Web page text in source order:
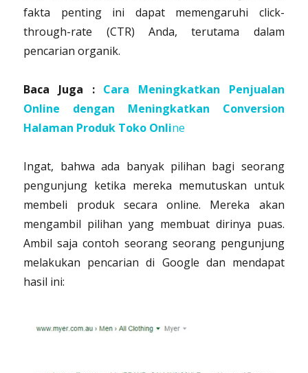
fakta penting ini dapat memengaruhi click-
through-rate (CTR) Anda, terutama dalam
pencarian organik.
Baca Juga : Cara Meningkatkan Penjualan
Online dengan Meningkatkan Conversion
Halaman Produk Toko Online
Ingat, bahwa ada banyak pilihan bagi seorang
pengunjung ketika mereka memutuskan untuk
membeli produk secara online. Mereka akan
mengambil pilihan yang membuat dirinya puas.
Ambil saja contoh seorang seorang pengunjung
melakukan pencarian di Google dan mendapat
hasil ini: